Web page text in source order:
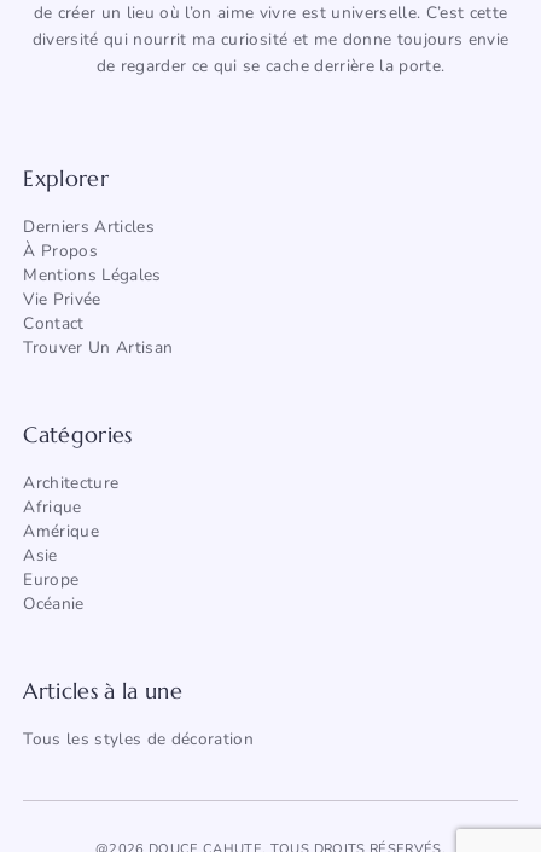
de créer un lieu où l’on aime vivre est universelle. C’est cette
diversité qui nourrit ma curiosité et me donne toujours envie
de regarder ce qui se cache derrière la porte.
Explorer
Derniers Articles
À Propos
Mentions Légales
Vie Privée
Contact
Trouver Un Artisan
Catégories
Architecture
Afrique
Amérique
Asie
Europe
Océanie
Articles à la une
Tous les styles de décoration